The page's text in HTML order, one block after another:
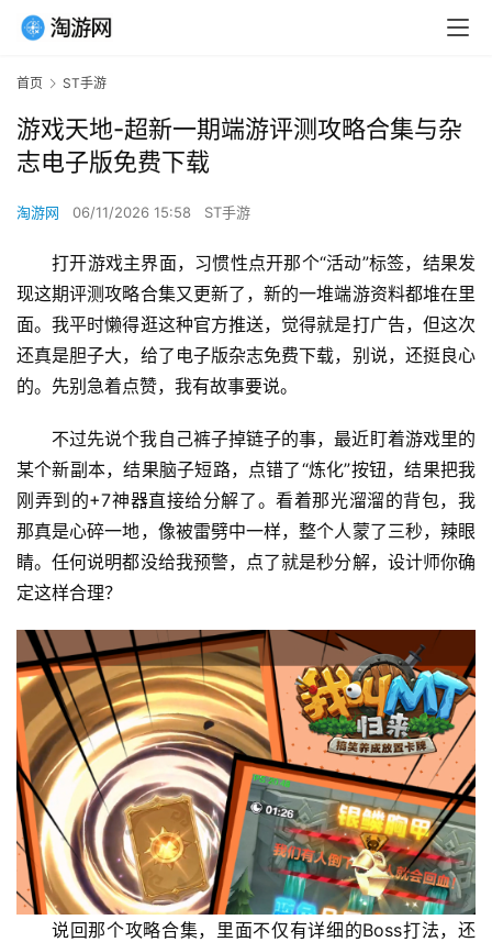
首页 ST手游
游戏天地-超新一期端游评测攻略合集与杂
志电子版免费下载
淘游网 06/11/2026 15:58 ST手游
打开游戏主界面，习惯性点开那个“活动”标签，结果发
现这期评测攻略合集又更新了，新的一堆端游资料都堆在里
面。我平时懒得逛这种官方推送，觉得就是打广告，但这次
还真是胆子大，给了电子版杂志免费下载，别说，还挺良心
的。先别急着点赞，我有故事要说。
不过先说个我自己裤子掉链子的事，最近盯着游戏里的
某个新副本，结果脑子短路，点错了“炼化”按钮，结果把我
刚弄到的+7神器直接给分解了。看着那光溜溜的背包，我
那真是心碎一地，像被雷劈中一样，整个人蒙了三秒，辣眼
睛。任何说明都没给我预警，点了就是秒分解，设计师你确
定这样合理？
说回那个攻略合集，里面不仅有详细的Boss打法，还